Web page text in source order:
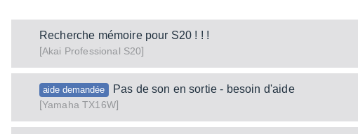
Recherche mémoire pour S20 ! ! !
[Akai Professional S20]
aide demandée
Pas de son en sortie - besoin d'aide
[YamahaTX16W]